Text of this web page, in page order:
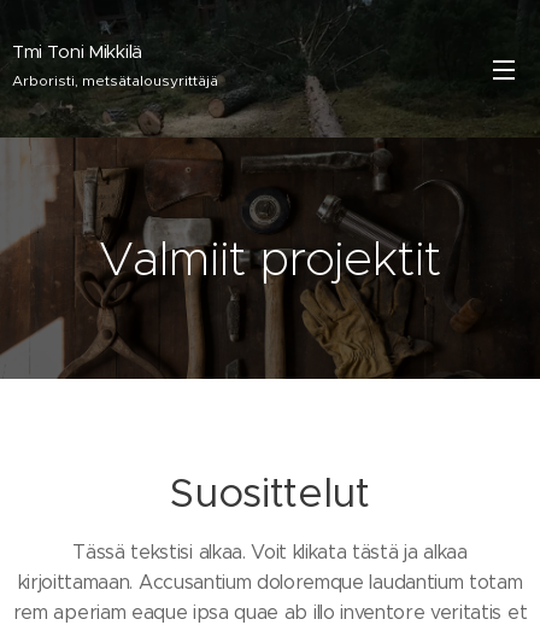
Tmi Toni Mikkilä
Arboristi, metsätalousyrittäjä
Valmiit projektit
Suosittelut
Tässä tekstisi alkaa. Voit klikata tästä ja alkaa
kirjoittamaan. Accusantium doloremque laudantium totam
rem aperiam eaque ipsa quae ab illo inventore veritatis et